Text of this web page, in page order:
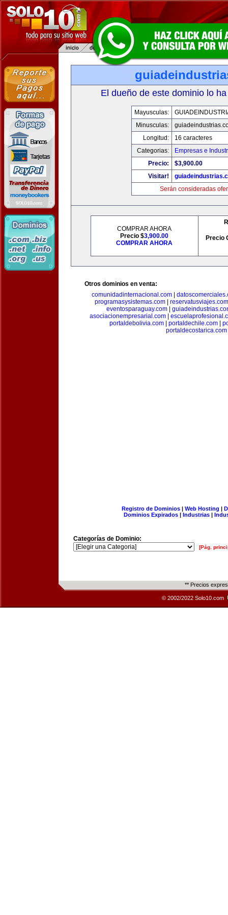
El dueño de este dominio lo
Mayusculas:
Minusculas:
Longitud:
16 caracteres
Categorias:
Empresas e
Precio:
$3,900.00
Visitar!
Serán consideradas
COMPRAR AHORA
Precio $3,900.00
COMPRAR AHORA
Precio
Otros dominios en venta:
comunidadinternacional.com
programasysistemas.com
reservatusviajes.com
eventosparaguay.com
asociacionempresarial.com|
portaldebolivia.com| portaldechile.com|
portaldecostarica.com
Registro de Dominios| Web Hosting |
Dominios Expirados | Industrias |
Categorías de Dominio:
[Pág.
** Precios
© 2002/2022 Solo10.com